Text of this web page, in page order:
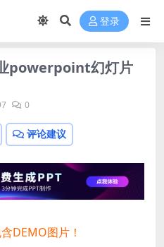
登录
powerpoint幻灯片
0
评论建议
DEMO图片！